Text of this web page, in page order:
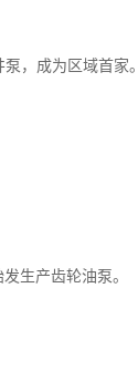
，成为区域首家。
⽣产齿轮油泵。